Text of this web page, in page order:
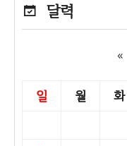
달력
«
일 월 화